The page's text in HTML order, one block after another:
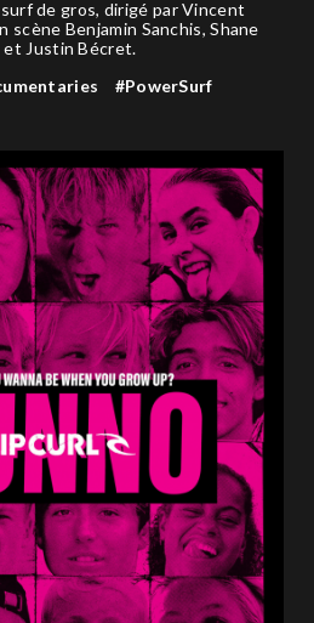
de gros, dirigé par Vincent
Benjamin Sanchis, Shane
et Justin Bécret.
#PowerSurf